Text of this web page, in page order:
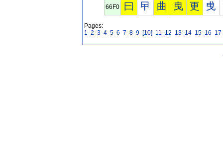
66F0 曰 曱 曲 曳 更 曵
Pages:
1 2 3 4 5 6 7 8 9 [10] 11 12 13 14 15 16 17